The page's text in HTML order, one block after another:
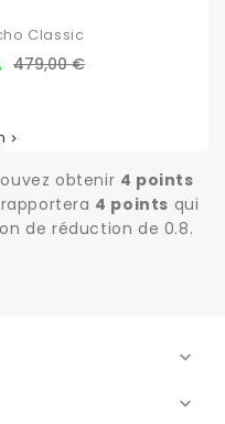
Classic
Prix
479,00 €

obtenir 4 points
4 points qui
de réduction de 0.8.

